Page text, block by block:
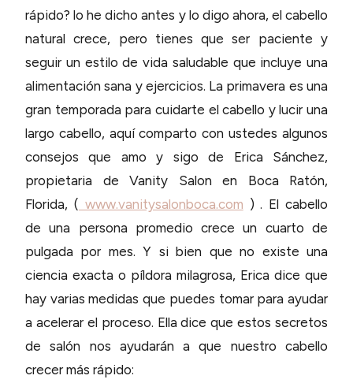
rápido? lo he dicho antes y lo digo ahora, el cabello
natural crece, pero tienes que ser paciente y
seguir un estilo de vida saludable que incluye una
alimentación sana y ejercicios. La primavera es una
gran temporada para cuidarte el cabello y lucir una
largo cabello, aquí comparto con ustedes algunos
consejos que amo y sigo de Erica Sánchez,
propietaria de Vanity Salon en Boca Ratón,
Florida, ( www.vanitysalonboca.com ) . El cabello
de una persona promedio crece un cuarto de
pulgada por mes. Y si bien que no existe una
ciencia exacta o píldora milagrosa, Erica dice que
hay varias medidas que puedes tomar para ayudar
a acelerar el proceso. Ella dice que estos secretos
de salón nos ayudarán a que nuestro cabello
crecer más rápido: